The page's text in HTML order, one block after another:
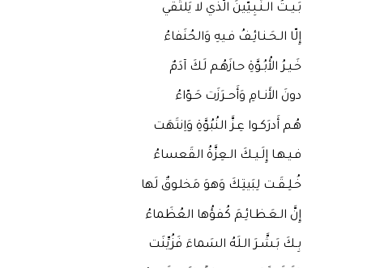
بَـيـتُ الـنَـبِـيّينَ الَّذي لا يَلتَقي
إِلّا الـحَـنـائِـفُ فـيهِ وَالحُنَفاءُ
خَـيـرُ الأُبُـوَّةِ حـازَهُـم لَكَ آدَمٌ
دونَ الأَنــامِ وَأَحــرَزَت حَـوّاءُ
هُـم أَدرَكـوا عِـزَّ النُبُوَّةِ وَاِنتَهَت
فـيـهـا إِلَـيـكَ الـعِزَّةُ القَعساءُ
خُـلِـقَـت لِبَيتِكَ وَهوَ مَخلوقٌ لَها
إِنَّ الـعَـظـائِـمَ كُفؤُها العُظَماءُ
بِـكَ بَـشَّـرَ الـلَهُ السَماءَ فَزُيِّنَت